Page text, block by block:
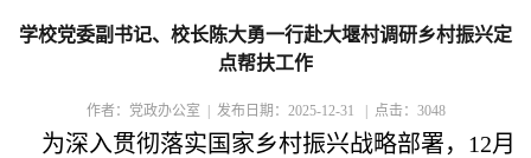
学校党委副书记、校长陈大勇一行赴大堰村调研乡村振兴定
点帮扶工作
作者：党政办公室 | 发布日期：2025-12-31 | 点击： 3048
为深入贯彻落实国家乡村振兴战略部署，12月